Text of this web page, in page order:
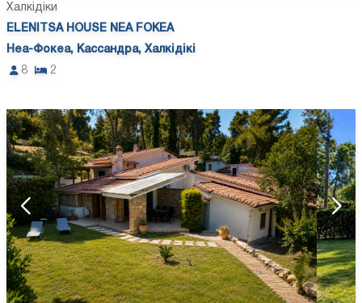
Халкідіки
ELENITSA HOUSE NEA FOKEA
Неа-Фокеа, Кассандра, Халкідікі
8
2